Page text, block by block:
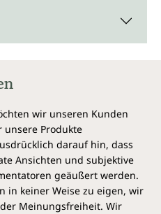
wir unseren Kunden
unsere Produkte
darauf hin, dass
Ansichten und subjektive
geäußert werden.
in keiner Weise zu eigen, wir
Meinungsfreiheit. Wir